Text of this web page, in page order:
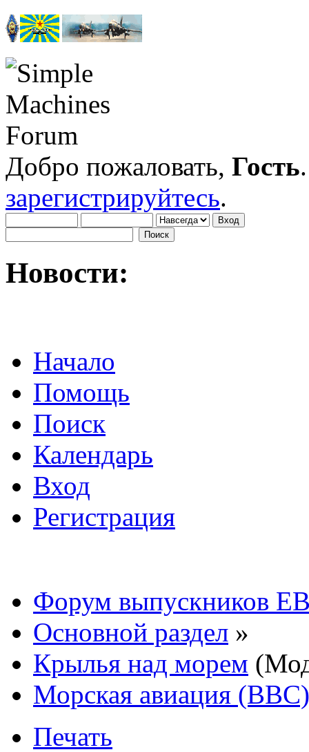
Добро пожаловать, Гость
зарегистрируйтесь.
Новости:
Начало
Помощь
Поиск
Календарь
Вход
Регистрация
Форум выпускников
Основной раздел »
Крылья над морем
Морская авиация
Печать